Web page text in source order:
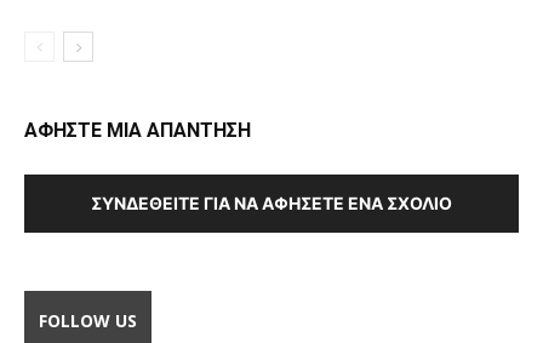
ΑΦΗΣΤΕ ΜΙΑ ΑΠΑΝΤΗΣΗ
ΣΥΝΔΕΘΕΊΤΕ ΓΙΑ ΝΑ ΑΦΉΣΕΤΕ ΈΝΑ ΣΧΌΛΙΟ
FOLLOW US